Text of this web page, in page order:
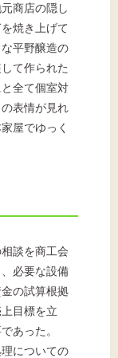
商店の隠し
焼き上げて
平野醸造の
て作られた
全て個室対
表情が見れ
屋でゆっく
談を商工会
必要な設備
の試算根拠
目標を立
あった。
についての